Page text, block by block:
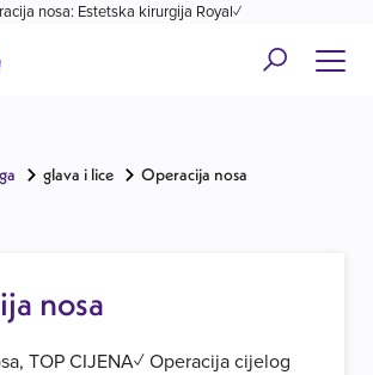
nosa: Estetska kirurgija Royal✓
glava i lice Operacija nosa
nosa
TOP CIJENA✓ Operacija cijelog